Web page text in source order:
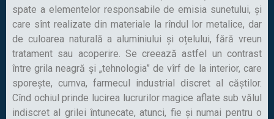
spate a elementelor responsabile de emisia sunetului, și
care sînt realizate din materiale la rîndul lor metalice, dar
de culoarea naturală a aluminiului și oțelului, fără vreun
tratament sau acoperire. Se creează astfel un contrast
între grila neagră și „tehnologia” de vîrf de la interior, care
sporește, cumva, farmecul industrial discret al căștilor.
Cînd ochiul prinde lucirea lucrurilor magice aflate sub vălul
indiscret al grilei întunecate, atunci, fie și numai pentru o